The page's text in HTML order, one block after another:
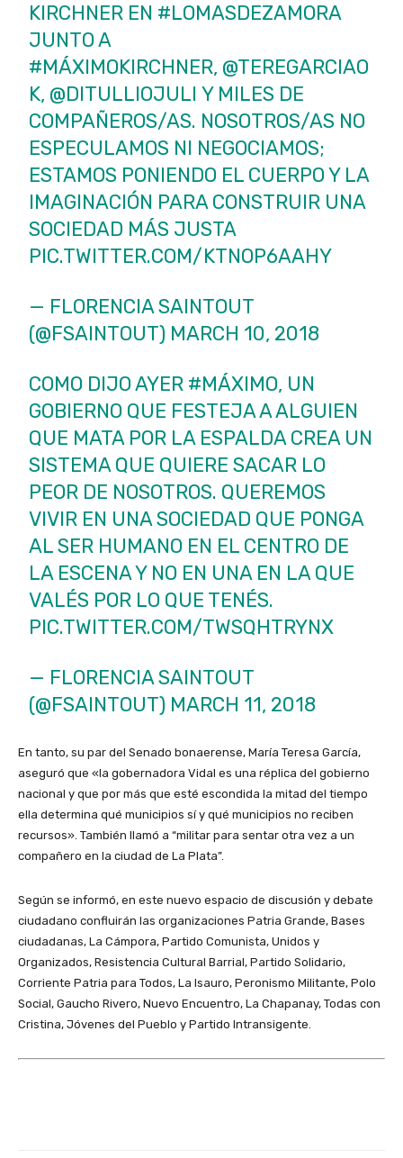
KIRCHNER EN #LOMASDEZAMORA
JUNTO A
#MÁXIMOKIRCHNER, @TEREGARCIAO
K, @DITULLIOJULI Y MILES DE
COMPAÑEROS/AS. NOSOTROS/AS NO
ESPECULAMOS NI NEGOCIAMOS;
ESTAMOS PONIENDO EL CUERPO Y LA
IMAGINACIÓN PARA CONSTRUIR UNA
SOCIEDAD MÁS JUSTA
PIC.TWITTER.COM/KTNOP6AAHY
— FLORENCIA SAINTOUT
(@FSAINTOUT) MARCH 10, 2018
COMO DIJO AYER #MÁXIMO, UN
GOBIERNO QUE FESTEJA A ALGUIEN
QUE MATA POR LA ESPALDA CREA UN
SISTEMA QUE QUIERE SACAR LO
PEOR DE NOSOTROS. QUEREMOS
VIVIR EN UNA SOCIEDAD QUE PONGA
AL SER HUMANO EN EL CENTRO DE
LA ESCENA Y NO EN UNA EN LA QUE
VALÉS POR LO QUE TENÉS.
PIC.TWITTER.COM/TWSQHTRYNX
— FLORENCIA SAINTOUT
(@FSAINTOUT) MARCH 11, 2018
En tanto, su par del Senado bonaerense, María Teresa García,
aseguró que «la gobernadora Vidal es una réplica del gobierno
nacional y que por más que esté escondida la mitad del tiempo
ella determina qué municipios sí y qué municipios no reciben
recursos». También llamó a “militar para sentar otra vez a un
compañero en la ciudad de La Plata”.
Según se informó, en este nuevo espacio de discusión y debate
ciudadano confluirán las organizaciones Patria Grande, Bases
ciudadanas, La Cámpora, Partido Comunista, Unidos y
Organizados, Resistencia Cultural Barrial, Partido Solidario,
Corriente Patria para Todos, La Isauro, Peronismo Militante, Polo
Social, Gaucho Rivero, Nuevo Encuentro, La Chapanay, Todas con
Cristina, Jóvenes del Pueblo y Partido Intransigente.